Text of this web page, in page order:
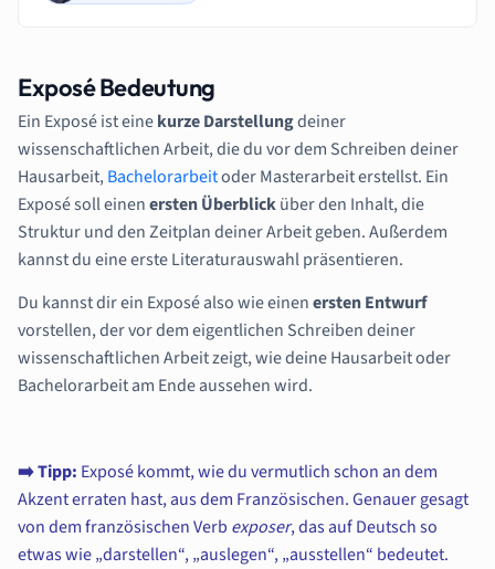
Exposé Bedeutung
Ein Exposé ist einekurzeDarstellungdeiner
wissenschaftlichen Arbeit, die du vor dem Schreiben deiner
Hausarbeit,Bachelorarbeitoder Masterarbeit erstellst. Ein
Exposé soll einenersten Überblicküber den Inhalt, die
Struktur und den Zeitplan deiner Arbeit geben. Außerdem
kannst du eine erste Literaturauswahl präsentieren.
Du kannst dir ein Exposé also wie einenerstenEntwurf
vorstellen, der vor dem eigentlichen Schreiben deiner
wissenschaftlichen Arbeit zeigt, wie deine Hausarbeit oder
Bachelorarbeit am Ende aussehen wird.
➡️ Tipp: Exposé kommt, wie du vermutlich schon an dem
Akzent erraten hast, aus dem Französischen. Genauer gesagt
von dem französischen Verb exposer, das auf Deutsch so
etwas wie „darstellen“, „auslegen“, „ausstellen“ bedeutet.